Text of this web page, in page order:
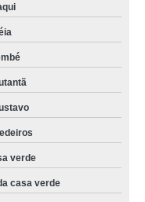
verde
ciqueira
joao ruthe
verde
casa verde